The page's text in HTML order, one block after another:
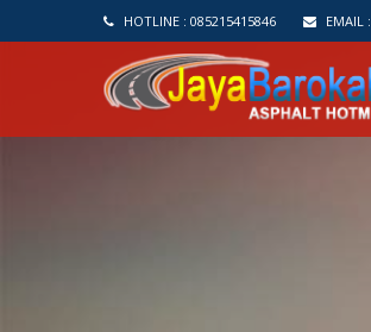
HOTLINE : 085215415846 EMAIL :